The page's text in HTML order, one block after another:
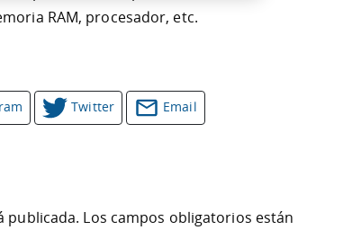
RAM, procesador, etc.
Twitter Email
publicada. Los campos obligatorios están